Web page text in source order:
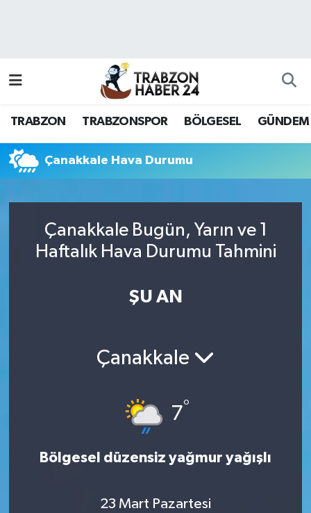
TRABZON TRABZONSPOR BÖLGESEL GÜNDEM
Çanakkale Hava Durumu
Çanakkale Bugün, Yarın ve 1
Haftalık Hava Durumu Tahmini
ŞU AN
Çanakkale
7°
Bölgesel düzensiz yağmur yağışlı
23 Mart Pazartesi
Hava Durumu
Namaz Vakitleri
Trafik Durumu
Tüm Manşetler